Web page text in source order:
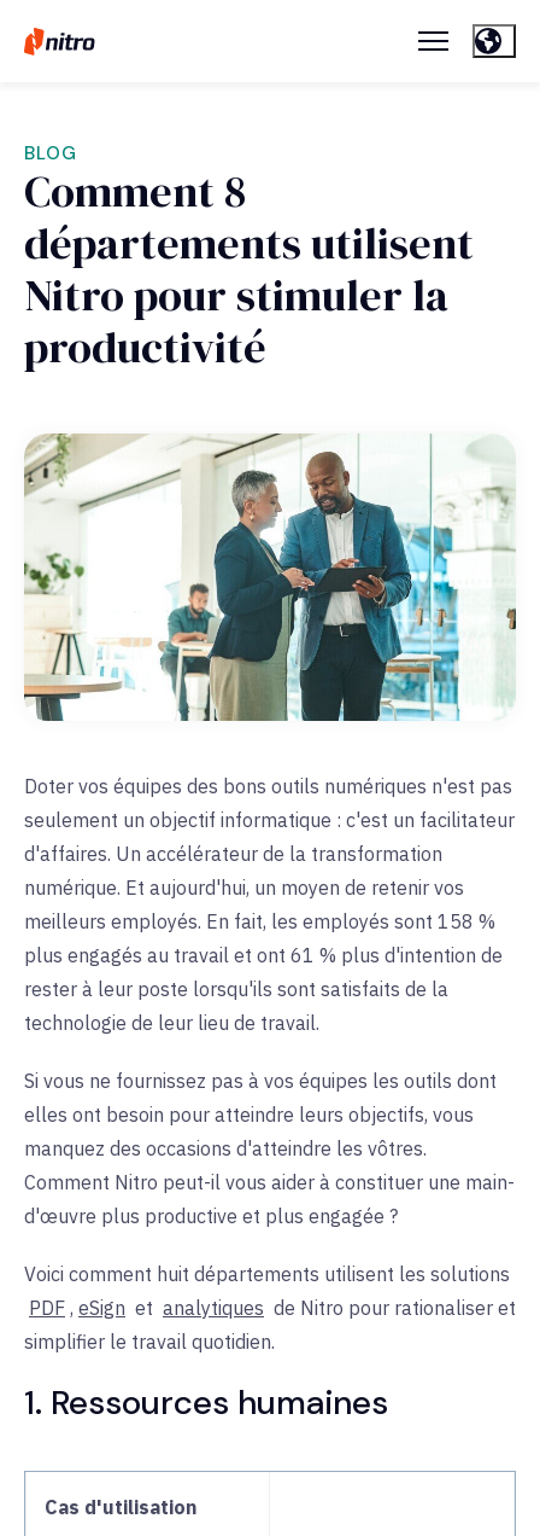
BLOG
Comment 8
départements utilisent
Nitro pour stimuler la
productivité
Doter vos équipes des bons outils numériques n'est pas
seulement un objectif informatique : c'est un facilitateur
d'affaires. Un accélérateur de la transformation
numérique. Et aujourd'hui, un moyen de retenir vos
meilleurs employés. En fait, les employés sont 158 %
plus engagés au travail et ont 61 % plus d'intention de
rester à leur poste lorsqu'ils sont satisfaits de la
technologie de leur lieu de travail.
Si vous ne fournissez pas à vos équipes les outils dont
elles ont besoin pour atteindre leurs objectifs, vous
manquez des occasions d'atteindre les vôtres.
Comment Nitro peut-il vous aider à constituer une main-
d'œuvre plus productive et plus engagée ?
Voici comment huit départements utilisent les solutions
PDF , eSign et analytiques de Nitro pour rationaliser et
simplifier le travail quotidien.
1. Ressources humaines
Cas d'utilisation